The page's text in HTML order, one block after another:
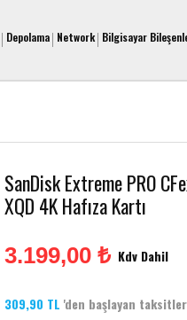
Depolama Network Bilgisayar
SanDisk Extreme PRO
XQD 4K Hafıza Kartı
3.199,00 ₺ Kdv Dahil
309,90 TL 'den başlayan